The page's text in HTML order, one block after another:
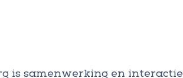
is samenwerking en interactie